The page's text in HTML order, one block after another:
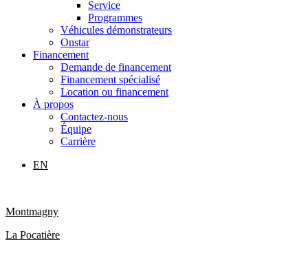
Service
Programmes
Véhicules démonstrateurs
Onstar
Financement
Demande de financement
Financement spécialisé
Location ou financement
À propos
Contactez-nous
Équipe
Carrière
EN
Montmagny
La Pocatière